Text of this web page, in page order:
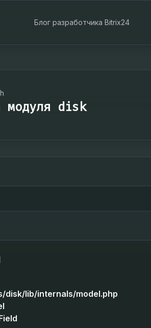
Блог разработчика Bitrix24
модуля disk
disk/lib/internals/model.php